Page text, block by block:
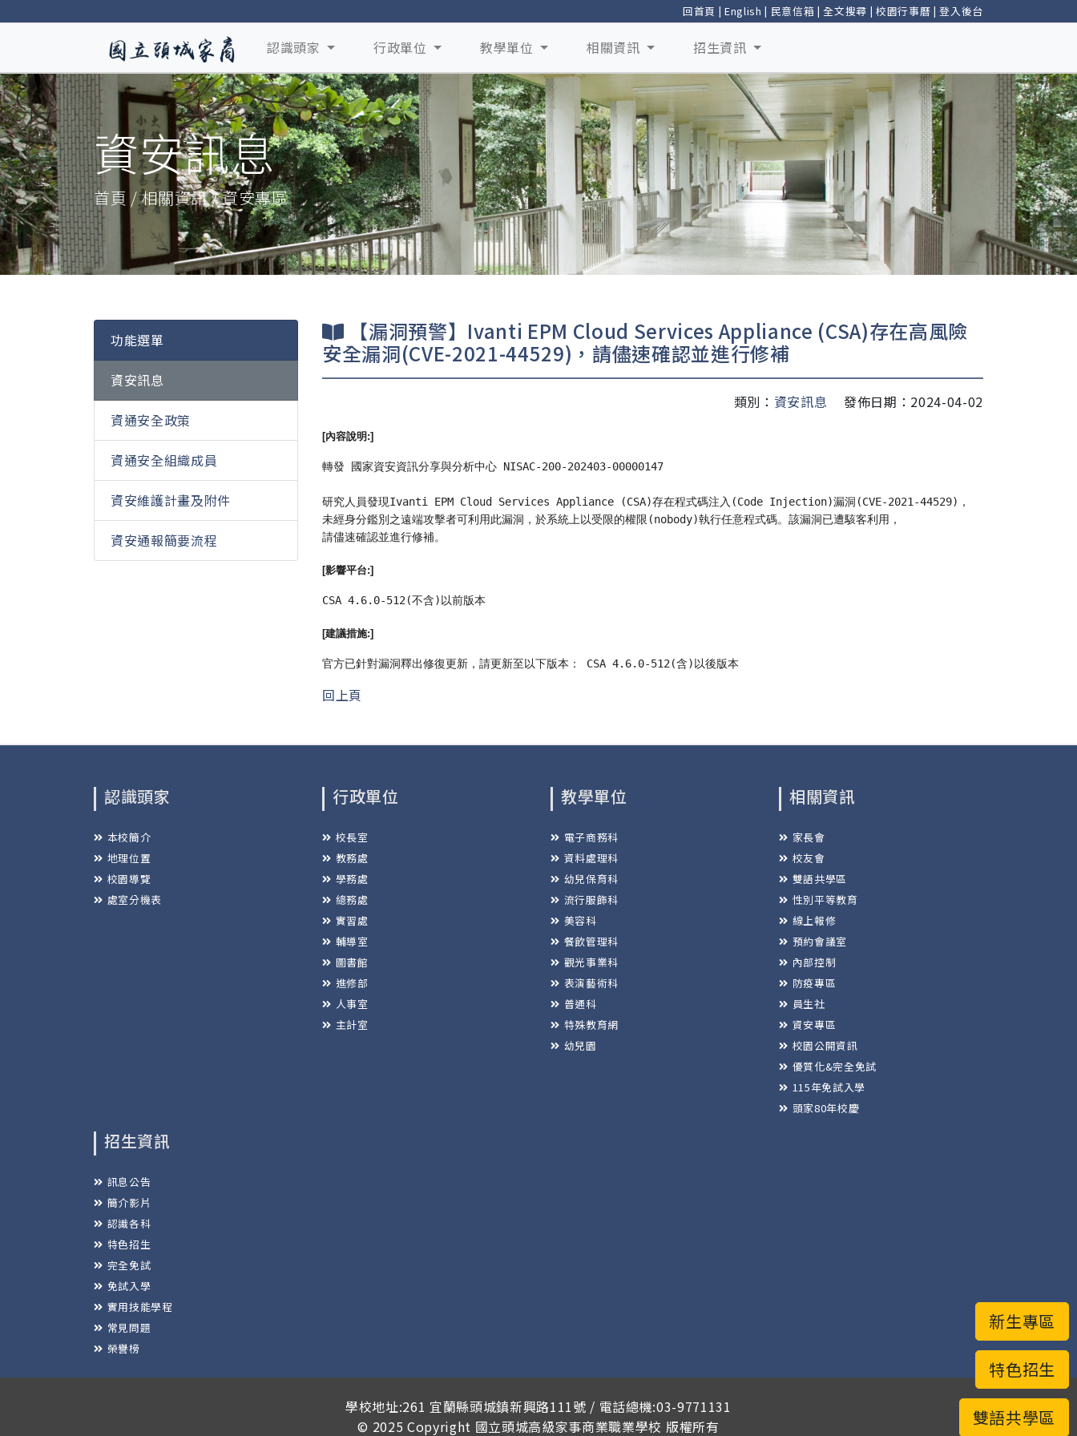
回首頁 | English | 民意信箱 |全文搜尋 | 校園行事曆 |登入後台
認識頭家 行政單位 教學單位 相關資訊 招生資訊
資安訊息
首頁 / 相關資訊 / 資安專區
功能選單
資安訊息
資通安全政策
資通安全組織成員
資安維護計畫及附件
資安通報簡要流程
【漏洞預警】Ivanti EPM Cloud Services Appliance (CSA)存在高風險
安全漏洞(CVE-2021-44529)，請儘速確認並進行修補
類別： 資安訊息 發佈日期：2024-04-02
[內容說明:]
轉發 國家資安資訊分享與分析中心 NISAC-200-202403-00000147
研究人員發現Ivanti EPM Cloud Services Appliance (CSA)存在程式碼注入(Code Injection)漏洞(CVE-2021-44529)，
未經身分鑑別之遠端攻擊者可利用此漏洞，於系統上以受限的權限(nobody)執行任意程式碼。該漏洞已遭駭客利用，
請儘速確認並進行修補。
[影響平台:]
CSA 4.6.0-512(不含)以前版本
[建議措施:]
官方已針對漏洞釋出修復更新，請更新至以下版本： CSA 4.6.0-512(含)以後版本
回上頁
雙語共學區
特色招生
新生專區
認識頭家
本校簡介
地理位置
校園導覽
處室分機表
行政單位
校長室
教務處
學務處
總務處
實習處
輔導室
圖書館
進修部
人事室
主計室
教學單位
電子商務科
資料處理科
幼兒保育科
流行服飾科
美容科
餐飲管理科
觀光事業科
表演藝術科
普通科
特殊教育網
幼兒園
相關資訊
家長會
校友會
雙語共學區
性別平等教育
線上報修
預約會議室
內部控制
防疫專區
員生社
資安專區
校園公開資訊
優質化&完全免試
115年免試入學
頭家80年校慶
招生資訊
訊息公告
簡介影片
認識各科
特色招生
完全免試
免試入學
實用技能學程
常見問題
榮譽榜
學校地址:261 宜蘭縣頭城鎮新興路111號 / 電話總機:03-9771131
© 2025 Copyright 國立頭城高級家事商業職業學校 版權所有